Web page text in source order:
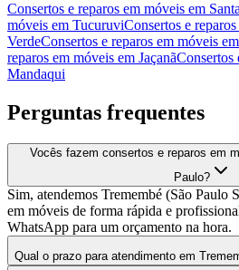
Consertos e reparos em móveis em
móveis em TucuruviConsertos e
VerdeConsertos e reparos em móveis em
reparos em móveis em JaçanãConsertos
Mandaqui
Perguntas frequentes
Vocês fazem consertos e reparos em
Paulo?
Sim, atendemos Tremembé (São Paulo
em móveis de forma rápida e
WhatsApp para um orçamento na hora.
Qual o prazo para atendimento em